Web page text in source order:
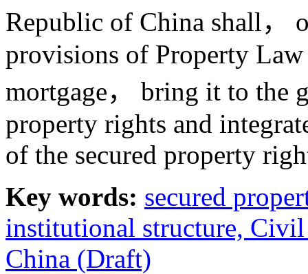
Republic of China shall，
provisions of Property
mortgage， bring it to the
property rights and
of the secured property
Key words: secured
institutional structure, Civil
China (Draft)